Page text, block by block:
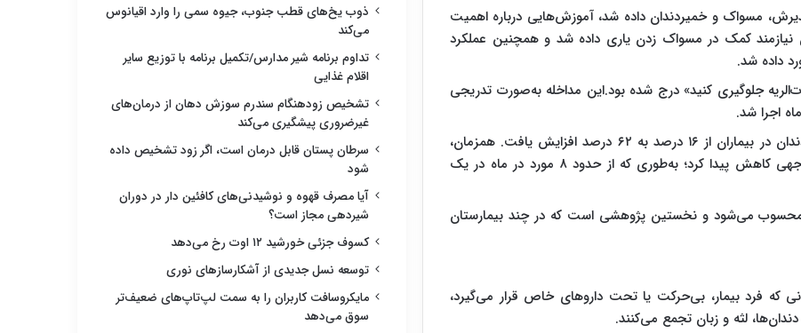
مسواک و خمیردندان داده شد، آموزش‌هایی درباره اهمیت
نیازمند کمک در مسواک زدن یاری داده شد و همچنین عملکرد
داده شد.
جلوگیری کنید» درج شده بود.این مداخله به‌صورت تدریجی
یافته‌ها نشان دادند: میزان رعایت بهداشت دهان و دندان در بیماران از ۱۶ درصد به ۶۲ درصد افزایش یافت. همزمان،
میزان ابتلا به ذات‌الریه بیمارستانی نیز به‌طور قابل توجهی کاهش پیدا کرد؛ به‌طوری که از حدود ۸ مورد در ماه در یک
محسوب می‌شود و نخستین پژوهشی است که در چند بیمارستان
که فرد بیمار، بی‌حرکت یا تحت داروهای خاص قرار می‌گیرد،
لثه و زبان تجمع می‌کنند.
ذوب یخ‌های قطب جنوب، جیوه سمی را وارد اقیانوس
می‌کند
تداوم برنامه شیر مدارس/تکمیل برنامه با توزیع سایر
اقلام غذایی
تشخیص زودهنگام سندرم سوزش دهان از درمان‌های
غیرضروری پیشگیری می‌کند
سرطان پستان قابل درمان است، اگر زود تشخیص داده
شود
آیا مصرف قهوه و نوشیدنی‌های کافئین دار در دوران
شیردهی مجاز است؟
کسوف جزئی خورشید ۱۲ اوت رخ می‌دهد
توسعه نسل جدیدی از آشکارسازهای نوری
مایکروسافت کاربران را به سمت لپ‌تاپ‌های ضعیف‌تر
سوق می‌دهد